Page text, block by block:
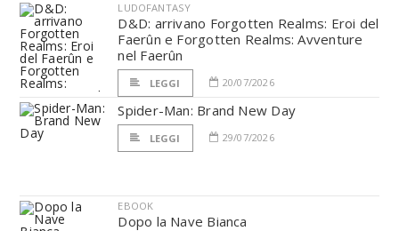
LUDOFANTASY
D&D: arrivano Forgotten Realms: Eroi del
Faerûn e Forgotten Realms: Avventure
nel Faerûn
LEGGI 20/07/2026
Spider-Man: Brand New Day
LEGGI 29/07/2026
EBOOK
Dopo la Nave Bianca